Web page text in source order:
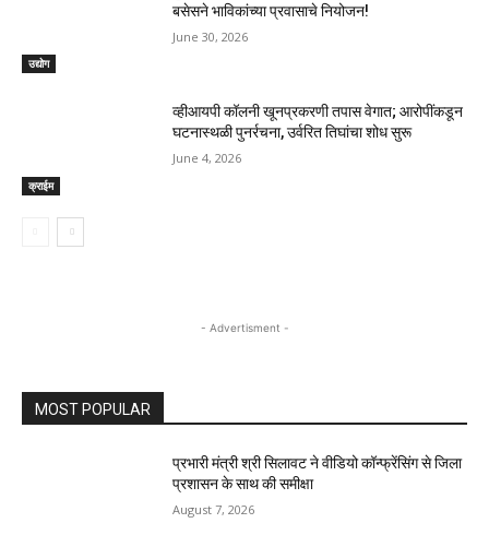
उद्योग
बसेसने भाविकांच्या प्रवासाचे नियोजन!
June 30, 2026
क्राईम
व्हीआयपी कॉलनी खूनप्रकरणी तपास वेगात; आरोपींकडून
घटनास्थळी पुनर्रचना, उर्वरित तिघांचा शोध सुरू
June 4, 2026
- Advertisment -
MOST POPULAR
प्रभारी मंत्री श्री सिलावट ने वीडियो कॉन्फ्रेंसिंग से जिला
प्रशासन के साथ की समीक्षा
August 7, 2026